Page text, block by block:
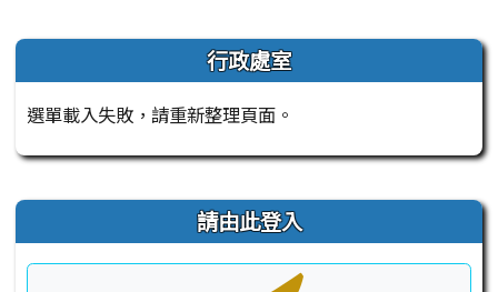
左邊區域內容 行政處室
選單載入失敗，請重新整理頁面。
右邊區域內容 請由此登入